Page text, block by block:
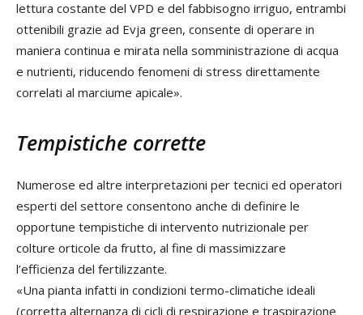
lettura costante del VPD e del fabbisogno irriguo, entrambi
ottenibili grazie ad Evja green, consente di operare in
maniera continua e mirata nella somministrazione di acqua
e nutrienti, riducendo fenomeni di stress direttamente
correlati al marciume apicale».
Tempistiche corrette
Numerose ed altre interpretazioni per tecnici ed operatori
esperti del settore consentono anche di definire le
opportune tempistiche di intervento nutrizionale per
colture orticole da frutto, al fine di massimizzare
l’efficienza del fertilizzante.
«Una pianta infatti in condizioni termo-climatiche ideali
(corretta alternanza di cicli di respirazione e traspirazione